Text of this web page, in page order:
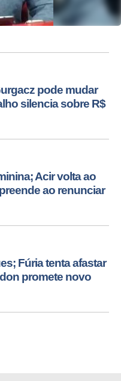
pode mudar
silencia sobre R$
Acir volta ao
ao renunciar
Fúria tenta afastar
promete novo